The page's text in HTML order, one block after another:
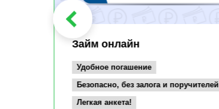
Займ онлайн
Удобное погашение
Безопасно, без залога и поручителей
Легкая анкета!